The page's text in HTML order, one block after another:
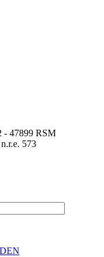
- 47899 RSM
573